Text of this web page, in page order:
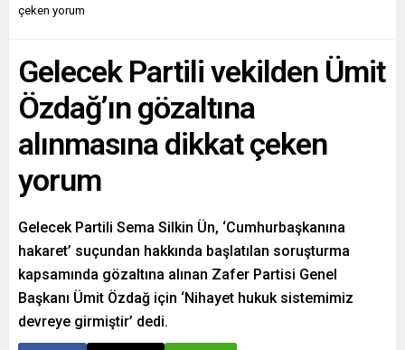
çeken yorum
Gelecek Partili vekilden Ümit
Özdağ’ın gözaltına
alınmasına dikkat çeken
yorum
Gelecek Partili Sema Silkin Ün, ‘Cumhurbaşkanına
hakaret’ suçundan hakkında başlatılan soruşturma
kapsamında gözaltına alınan Zafer Partisi Genel
Başkanı Ümit Özdağ için ‘Nihayet hukuk sistemimiz
devreye girmiştir’ dedi.